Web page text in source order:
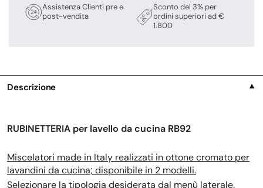
Assistenza Clienti pre e
post-vendita
Sconto del 3% per
ordini superiori ad €
1.800
Descrizione ▼
RUBINETTERIA per lavello da cucina RB92
Miscelatori made in Italy realizzati in ottone cromato per
lavandini da cucina; disponibile in 2 modelli.
Selezionare la tipologia desiderata dal menù laterale.